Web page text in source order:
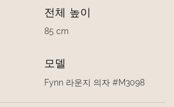
전체 높이
85 cm
모델
Fynn 라운지 의자 #M3098